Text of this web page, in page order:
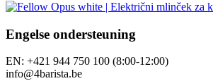
Engelse ondersteuning
EN: +421 944 750 100 (8:00-12:00)
info@4barista.be